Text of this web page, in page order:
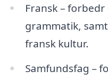
Fransk –
grammatik,
fransk kultur.
Samfundsfag –